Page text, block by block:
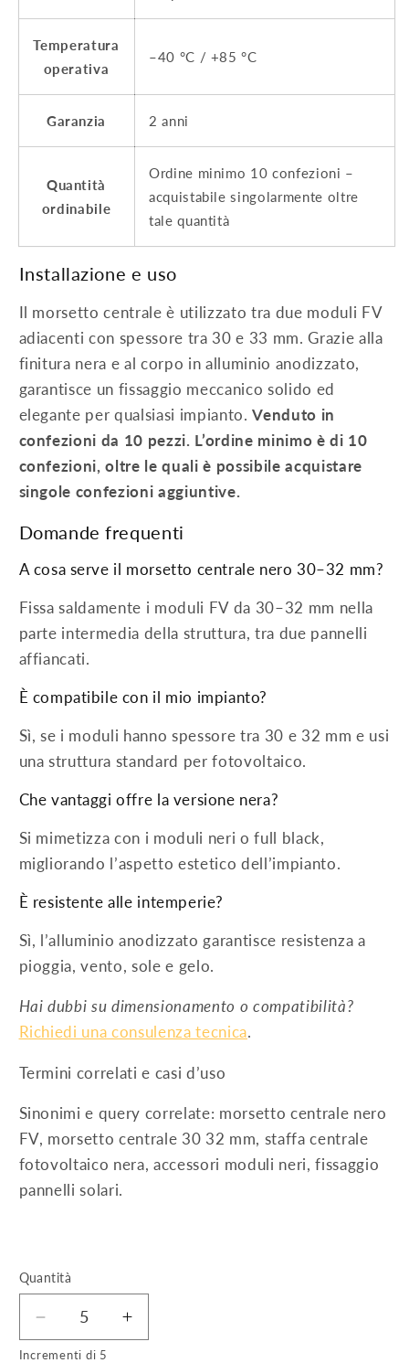
Temperatura
operativa
–40 °C / +85 °C
Garanzia 2 anni
Quantità
ordinabile
Ordine minimo 10 confezioni –
acquistabile singolarmente oltre
tale quantità
Installazione e uso
Il morsetto centrale è utilizzato tra due moduli FV
adiacenti con spessore tra 30 e 33 mm. Grazie alla
finitura nera e al corpo in alluminio anodizzato,
garantisce un fissaggio meccanico solido ed
elegante per qualsiasi impianto.Venduto in
confezioni da 10 pezzi. L’ordine minimo è di 10
confezioni, oltre le quali è possibile acquistare
singole confezioni aggiuntive.
Domande frequenti
A cosa serve il morsetto centrale nero 30–32 mm?
Fissa saldamente i moduli FV da 30–32 mm nella
parte intermedia della struttura, tra due pannelli
affiancati.
È compatibile con il mio impianto?
Sì, se i moduli hanno spessore tra 30 e 32 mm e usi
una struttura standard per fotovoltaico.
Che vantaggi offre la versione nera?
Si mimetizza con i moduli neri o full black,
migliorando l’aspetto estetico dell’impianto.
È resistente alle intemperie?
Sì, l’alluminio anodizzato garantisce resistenza a
pioggia, vento, sole e gelo.
Hai dubbi su dimensionamento o compatibilità?
Richiedi una consulenza tecnica.
Termini correlati e casi d’uso
Sinonimi e query correlate: morsetto centrale nero
FV, morsetto centrale 30 32 mm, staffa centrale
fotovoltaico nera, accessori moduli neri, fissaggio
pannelli solari.
Quantità
Diminuisci
quantità
Aumenta
quantità
Incrementi di 5